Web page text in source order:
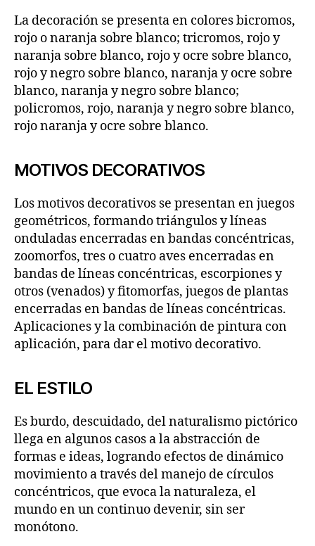
La decoración se presenta en colores bicromos,
rojo o naranja sobre blanco; tricromos, rojo y
naranja sobre blanco, rojo y ocre sobre blanco,
rojo y negro sobre blanco, naranja y ocre sobre
blanco, naranja y negro sobre blanco;
policromos, rojo, naranja y negro sobre blanco,
rojo naranja y ocre sobre blanco.
MOTIVOS DECORATIVOS
Los motivos decorativos se presentan en juegos
geométricos, formando triángulos y líneas
onduladas encerradas en bandas concéntricas,
zoomorfos, tres o cuatro aves encerradas en
bandas de líneas concéntricas, escorpiones y
otros (venados) y fitomorfas, juegos de plantas
encerradas en bandas de líneas concéntricas.
Aplicaciones y la combinación de pintura con
aplicación, para dar el motivo decorativo.
EL ESTILO
Es burdo, descuidado, del naturalismo pictórico
llega en algunos casos a la abstracción de
formas e ideas, logrando efectos de dinámico
movimiento a través del manejo de círculos
concéntricos, que evoca la naturaleza, el
mundo en un continuo devenir, sin ser
monótono.